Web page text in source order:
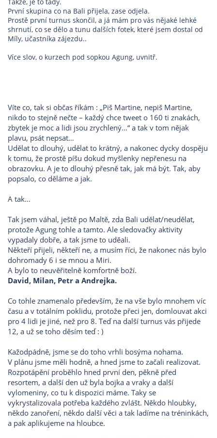
První skupina co na Bali přijela, zase odjela.
Prostě první turnus skončil, a já mám pro vás nějaké lehké
shrnutí, co se dělo a tunu dalších fotek, které jsem dostal od
Míly, učastníka zájezdu..
Více slov, o kurzech pod sopkou Agung, uvnitř.
Víte co, tak si občas říkám : „Piš Martine, nepiš Martine,
nikdo to stejně nečte – každý chce tweet o 160 ti znakách,
zbytek je moc a lidi jsou zrychlený…“ a tak v tom nějak
plavu, psát nepsat…
Udělat to dlouhý, udělat to krátný, a nakonec dycky dospěju
k tomu, že prostě píšu dokud myšlenky nepřenesu na
obrazovku. A je to dlouhý přesně tak, jak má být. Tak, aby
popsalo, co děláme a jak.
A tak…
Tak jsem váhal, ještě po Maltě, zda Bali udělat/neudělat,
protože Agung tohle a tamto. Ale sledovačky aktivity
vypadaly dobře, a tak jsme to uděali.
Někteří přijeli, někteří ne, a musím říci, že nakonec nás bylo
dohromady 6 i se mnou a Miri.
A bylo to neuvěřitelně komfortně boží.
David, Milan, Petr a Andrejka.
Co tohle znamenalo především, že na vše bylo mnohem víc
času a v totálním poklidu, protože přeci jen, domlouvat akci
pro 4 lidi je jiné, než pro 8. Teď na další turnus vás přijede
12, a už se toho děsím teď : )
Kažodpádně, jsme se do toho vrhli bosýma nohama.
V plánu jsme měli hodně, a hned jsme to začali realizovat.
Rozpotápění proběhlo hned první den, pěkně před
resortem, a další den už byla bojka a vraky a další
vylomeniny, co tu k dispozici máme. Taky se
vykrystalizovala potřeba každého zvlášt. Někdo hloubky,
někdo zanoření, někdo další věci a tak ladíme na tréninkách,
a pak aplikujeme na hloubce.